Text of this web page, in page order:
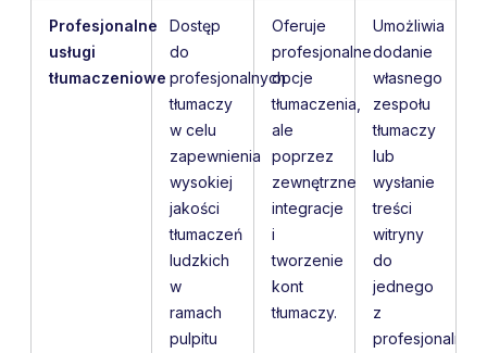
Profesjonalne
usługi
tłumaczeniowe
Dostęp
do
profesjonalnych
tłumaczy
w celu
zapewnienia
wysokiej
jakości
tłumaczeń
ludzkich
w
ramach
pulpitu
Oferuje
profesjonalne
opcje
tłumaczenia,
ale
poprzez
zewnętrzne
integracje
i
tworzenie
kont
tłumaczy.
Umożliwia
dodanie
własnego
zespołu
tłumaczy
lub
wysłanie
treści
witryny
do
jednego
z